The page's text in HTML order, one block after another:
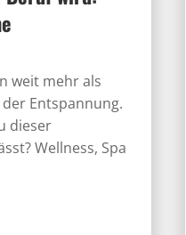
weit mehr als
Entspannung.
dieser
Wellness, Spa